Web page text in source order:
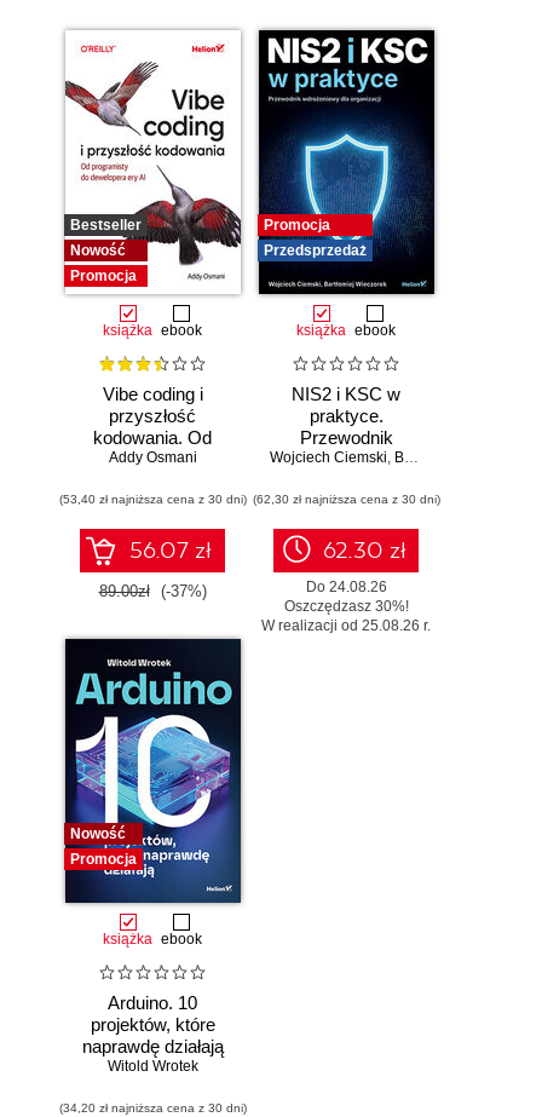
Bestseller
Nowość
Promocja
książka ebook
Vibe coding i
przyszłość
kodowania. Od
programisty do
Addy Osmani
(53,40 zł najniższa cena z 30 dni)
56.07 zł
89.00zł (-37%)
Promocja
Przedsprzedaż
książka ebook
NIS2 i KSC w
praktyce.
Przewodnik
wdrożeniowy dla
Wojciech Ciemski, Bartłomiej Wieczorek
(62,30 zł najniższa cena z 30 dni)
62.30 zł
Do 24.08.26
Oszczędzasz 30%!
W realizacji od 25.08.26 r.
Nowość
Promocja
książka ebook
Arduino. 10
projektów, które
naprawdę działają
Witold Wrotek
(34,20 zł najniższa cena z 30 dni)